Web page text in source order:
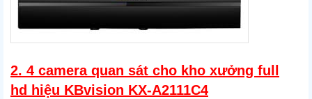
2. 4 camera quan sát cho kho xưởng full
hd hiệu KBvision KX-A2111C4